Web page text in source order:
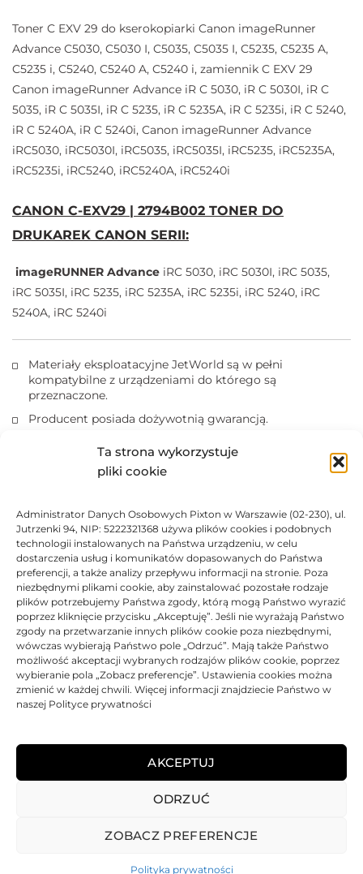
Ta strona wykorzystuje
pliki cookie
Administrator Danych Osobowych Pixton w Warszawie (02-230), ul.
Jutrzenki 94, NIP: 5222321368 używa plików cookies i podobnych
technologii instalowanych na Państwa urządzeniu, w celu
dostarczenia usług i komunikatów dopasowanych do Państwa
preferencji, a także analizy przepływu informacji na stronie. Poza
niezbędnymi plikami cookie, aby zainstalować pozostałe rodzaje
plików potrzebujemy Państwa zgody, którą mogą Państwo wyrazić
poprzez kliknięcie przycisku „Akceptuję”. Jeśli nie wyrażają Państwo
zgody na przetwarzanie innych plików cookie poza niezbędnymi,
wówczas wybierają Państwo pole „Odrzuć”. Mają także Państwo
możliwość akceptacji wybranych rodzajów plików cookie, poprzez
wybieranie pola „Zobacz preferencje”. Ustawienia cookies można
zmienić w każdej chwili. Więcej informacji znajdziecie Państwo w
naszej Polityce prywatności
AKCEPTUJ
ODRZUĆ
ZOBACZ PREFERENCJE
Polityka prywatności
Toner C EXV 29 do kserokopiarki Canon imageRunner
Advance C5030, C5030 I, C5035, C5035 I, C5235, C5235 A,
C5235 i, C5240, C5240 A, C5240 i, zamiennik C EXV 29
Canon imageRunner Advance iR C 5030, iR C 5030I, iR C
5035, iR C 5035I, iR C 5235, iR C 5235A, iR C 5235i, iR C 5240,
iR C 5240A, iR C 5240i, Canon imageRunner Advance
iRC5030, iRC5030I, iRC5035, iRC5035I, iRC5235, iRC5235A,
iRC5235i, iRC5240, iRC5240A, iRC5240i
CANON C-EXV29 | 2794B002 TONER DO
DRUKAREK CANON SERII:
imageRUNNER Advance iRC 5030, iRC 5030I, iRC 5035,
iRC 5035I, iRC 5235, iRC 5235A, iRC 5235i, iRC 5240, iRC
5240A, iRC 5240i
Materiały eksploatacyjne JetWorld są w pełni
kompatybilne z urządzeniami do którego są
przeznaczone.
Producent posiada dożywotnią gwarancją.
Kasety z tonerem nie wolno narażać na działanie światła.
celach informacyjnych.
DANE TECHNICZNE
KOMPATYBILNOŚĆ
PRODUKTY POWIĄZANE
KOSZTY DOSTAWY